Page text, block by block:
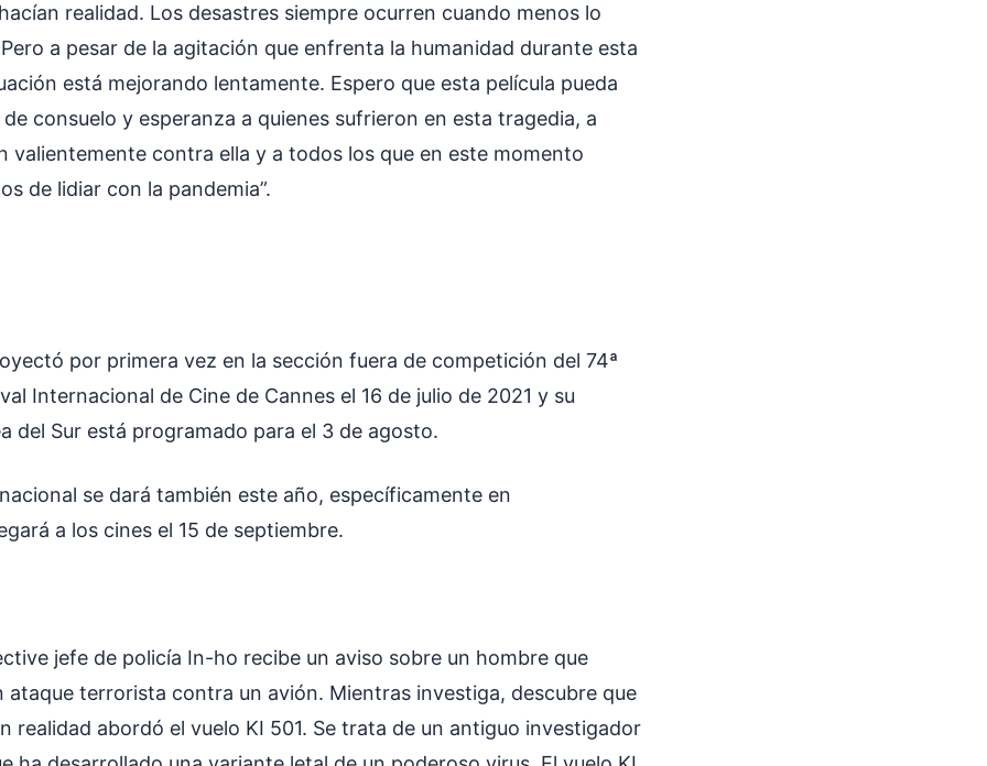
realidad. Los desastres siempre ocurren cuando menos lo
a pesar de la agitación que enfrenta la humanidad durante esta
está mejorando lentamente. Espero que esta película pueda
consuelo y esperanza a quienes sufrieron en esta tragedia, a
valientemente contra ella y a todos los que en este momento
de lidiar con la pandemia”.
por primera vez en la sección fuera de competición del 74ª
Internacional de Cine de Cannes el 16 de julio de 2021 y su
del Sur está programado para el 3 de agosto.
se dará también este año, específicamente en
a los cines el 15 de septiembre.
jefe de policía In-ho recibe un aviso sobre un hombre que
ataque terrorista contra un avión. Mientras investiga, descubre que
realidad abordó el vuelo KI 501. Se trata de un antiguo investigador